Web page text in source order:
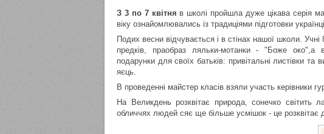
З 3 по 7 квітня в школі пройшла дуже цікава серія
віку ознайомлювались із традиціями підготовки
Подих весни відчувається і в стінах нашої школи.
предків, праобраз ляльки-мотанки - "Боже око",а
подарунки для своїх батьків: привітальні листівки та
яєць.
В проведенні майстер класів взяли участь
На Великдень розквітає природа, сонечко світить
обличчях людей сяє ще більше усмішок - це розквітає